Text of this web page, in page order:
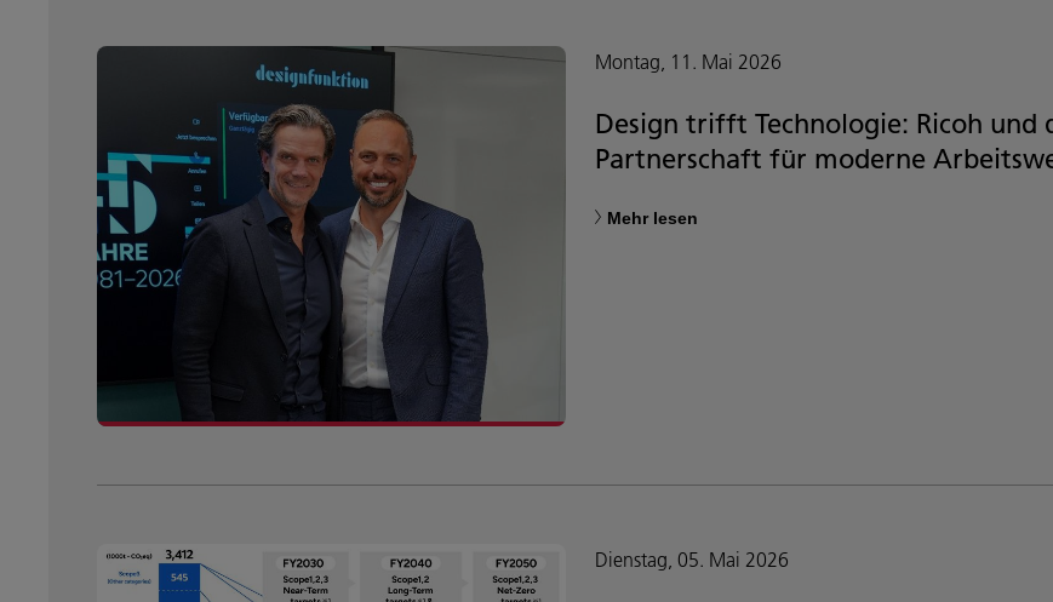
Montag, 11. Mai 2026
Design trifft Technologie: Ricoh
Partnerschaft für moderne
Mehr lesen
Dienstag, 05. Mai 2026